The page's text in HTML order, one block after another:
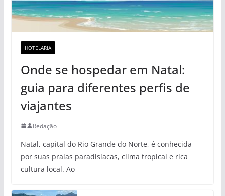
HOTELARIA
Onde se hospedar em Natal:
guia para diferentes perfis de
viajantes
Redação
Natal, capital do Rio Grande do Norte, é conhecida
por suas praias paradisíacas, clima tropical e rica
cultura local. Ao